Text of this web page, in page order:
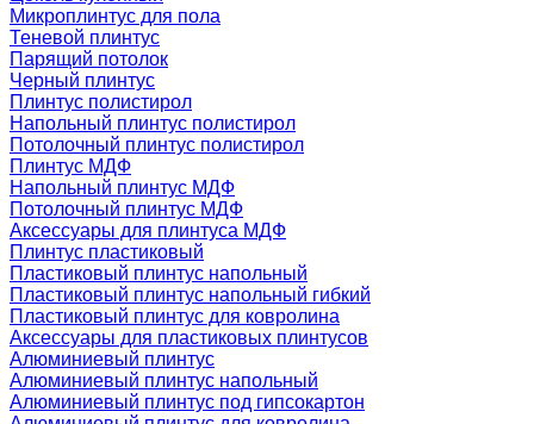
Микроплинтус для пола
Теневой плинтус
Парящий потолок
Черный плинтус
Плинтус полистирол
Напольный плинтус полистирол
Потолочный плинтус полистирол
Плинтус МДФ
Напольный плинтус МДФ
Потолочный плинтус МДФ
Аксессуары для плинтуса МДФ
Плинтус пластиковый
Пластиковый плинтус напольный
Пластиковый плинтус напольный гибкий
Пластиковый плинтус для ковролина
Аксессуары для пластиковых плинтусов
Алюминиевый плинтус
Алюминиевый плинтус напольный
Алюминиевый плинтус под гипсокартон